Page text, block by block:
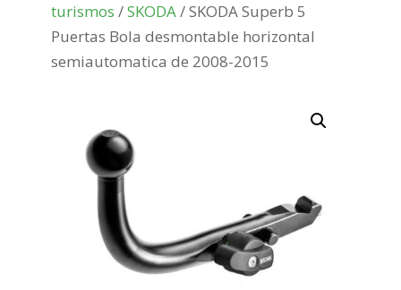
turismos /SKODA/ SKODA Superb 5
Puertas Bola desmontable horizontal
semiautomatica de 2008-2015